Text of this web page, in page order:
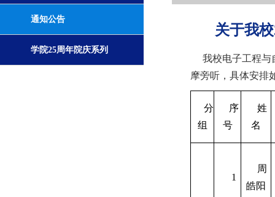
通知公告
学院25周年院庆系列
关于我
我校电子工程与
摩旁听，具体安排
分
组
序
号
姓
名
1
周
皓阳